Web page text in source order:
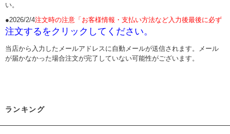
い。
●2026/2/4注文時の注意「お客様情報・支払い方法など入力後最後に必ず
注文するをクリックしてください。
当店から入力したメールアドレスに自動メールが送信されます。メール
が届かなかった場合注文が完了していない可能性がございます。
ランキング